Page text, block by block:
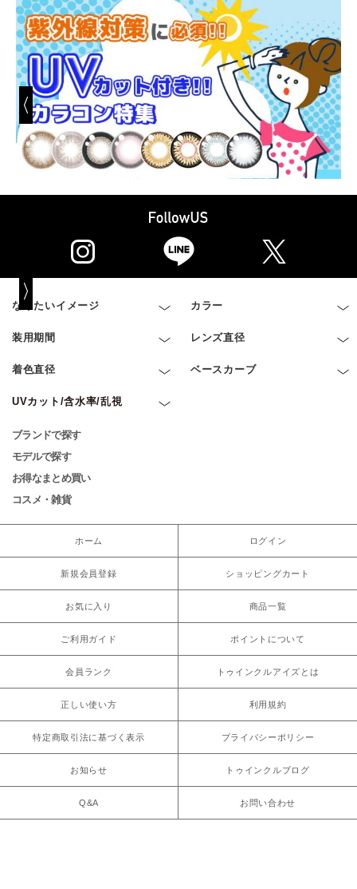
なりたいイメージ カラー
装用期間 レンズ直径
着色直径 ベースカーブ
UVカット/含水率/乱視
ブランドで探す
モデルで探す
お得なまとめ買い
コスメ・雑貨
ホーム ログイン
新規会員登録 ショッピングカート
お気に入り 商品一覧
ご利用ガイド ポイントについて
会員ランク トゥインクルアイズとは
正しい使い方 利用規約
特定商取引法に基づく表示 プライバシーポリシー
お知らせ トゥインクルブログ
Q&A お問い合わせ